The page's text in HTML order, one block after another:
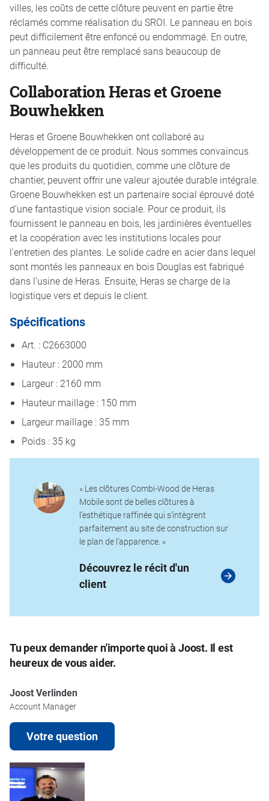
villes, les coûts de cette clôture peuvent en partie être
réclamés comme réalisation du SROI. Le panneau en bois
peut difficilement être enfoncé ou endommagé. En outre,
un panneau peut être remplacé sans beaucoup de
difficulté.
Collaboration Heras et Groene
Bouwhekken
Heras et Groene Bouwhekken ont collaboré au
développement de ce produit. Nous sommes convaincus
que les produits du quotidien, comme une clôture de
chantier, peuvent offrir une valeur ajoutée durable intégrale.
Groene Bouwhekken est un partenaire social éprouvé doté
d’une fantastique vision sociale. Pour ce produit, ils
fournissent le panneau en bois, les jardinières éventuelles
et la coopération avec les institutions locales pour
l'entretien des plantes. Le solide cadre en acier dans lequel
sont montés les panneaux en bois Douglas est fabriqué
dans l’usine de Heras. Ensuite, Heras se charge de la
logistique vers et depuis le client.
Spécifications
Art. : C2663000
Hauteur : 2000 mm
Largeur : 2160 mm
Hauteur maillage : 150 mm
Largeur maillage : 35 mm
Poids : 35 kg
« Les clôtures Combi-Wood de Heras
Mobile sont de belles clôtures à
l’esthétique raffinée qui s’intègrent
parfaitement au site de construction sur
le plan de l’apparence. »
Découvrez le récit d'un
client
Tu peux demander n'importe quoi à Joost. Il est
heureux de vous aider.
Joost Verlinden
Account Manager
Votre question